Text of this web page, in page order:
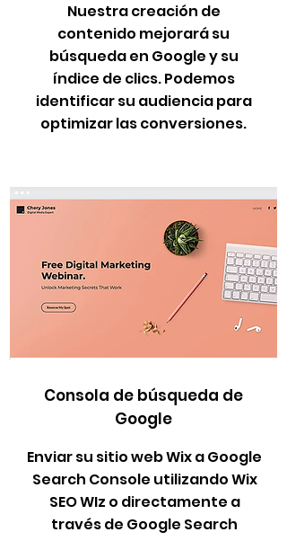
Nuestra creación de
contenido mejorará su
búsqueda en Google y su
índice de clics. Podemos
identificar su audiencia para
optimizar las conversiones.
Consola de búsqueda de
Google
Enviar su sitio web Wix a Google
Search Console utilizando Wix
SEO WIz o directamente a
través de Google Search